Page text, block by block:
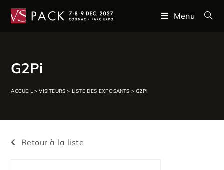
Menu
G2Pi
ACCUEIL>VISITEURS > LISTE DES EXPOSANTS >G2PI
Retour à la liste